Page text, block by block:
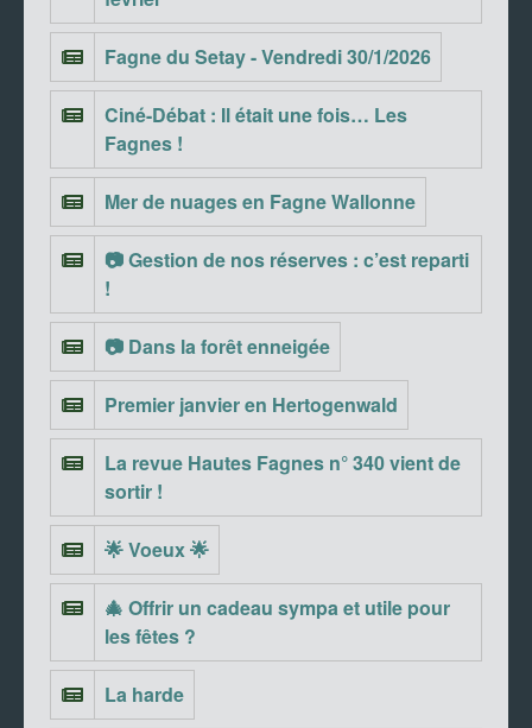
Fagne du Setay - Vendredi 30/1/2026
Ciné-Débat : Il était une fois… Les
Fagnes !
Mer de nuages en Fagne Wallonne
📷 Gestion de nos réserves : c’est reparti
!
📷 Dans la forêt enneigée
Premier janvier en Hertogenwald
La revue Hautes Fagnes n° 340 vient de
sortir !
🌟 Voeux 🌟
🎄 Offrir un cadeau sympa et utile pour
les fêtes ?
La harde